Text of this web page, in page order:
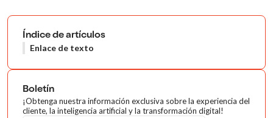
Índice de artículos
Enlace de texto
Boletín
¡Obtenga nuestra información exclusiva sobre la experiencia del
cliente, la inteligencia artificial y la transformación digital!